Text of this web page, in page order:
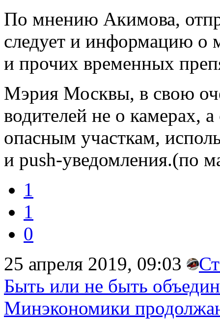
По мнению Акимова,
следует и информацию о
и прочих временных
Мэрия Москвы, в свою
водителей не о камерах,
опасным участкам,
и push-уведомления.(по
1
1
0
25 апреля 2019, 09:03
Быть или не быть
Минэкономики